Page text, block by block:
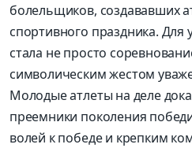
болельщиков, создававших
спортивного праздника. Для
стала не просто
символическим жестом
Молодые атлеты на деле
преемники поколения
волей к победе и крепким